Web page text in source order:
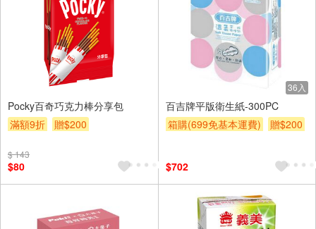
Pocky百奇巧克力棒分享包
滿額9折
贈$200
$ 143
$80
36入
百吉牌平版衛生紙-300PC
箱購(699免基本運費)
贈$200
$702